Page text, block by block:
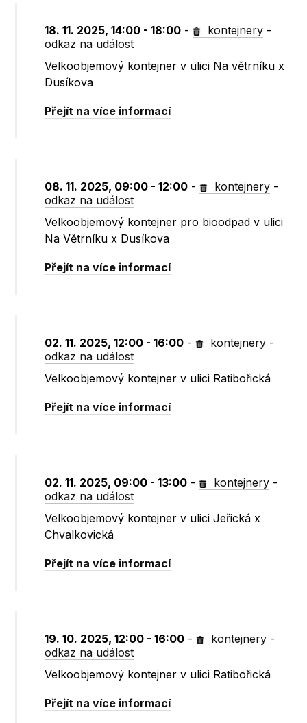
18. 11. 2025, 14:00 - 18:00 - kontejnery -
odkaz na událost
Velkoobjemový kontejner v ulici Na větrníku x
Dusíkova
Přejít na více informací
08. 11. 2025, 09:00 - 12:00 - kontejnery -
odkaz na událost
Velkoobjemový kontejner pro bioodpad v ulici
Na Větrníku x Dusíkova
Přejít na více informací
02. 11. 2025, 12:00 - 16:00 - kontejnery -
odkaz na událost
Velkoobjemový kontejner v ulici Ratibořická
Přejít na více informací
02. 11. 2025, 09:00 - 13:00 - kontejnery -
odkaz na událost
Velkoobjemový kontejner v ulici Jeřická x
Chvalkovická
Přejít na více informací
19. 10. 2025, 12:00 - 16:00 - kontejnery -
odkaz na událost
Velkoobjemový kontejner v ulici Ratibořická
Přejít na více informací